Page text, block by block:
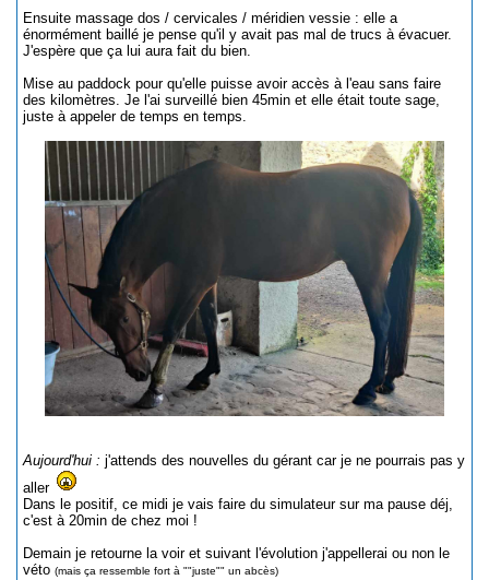
Ensuite massage dos / cervicales / méridien vessie : elle a
énormément baillé je pense qu'il y avait pas mal de trucs à évacuer.
J'espère que ça lui aura fait du bien.
Mise au paddock pour qu'elle puisse avoir accès à l'eau sans faire
des kilomètres. Je l'ai surveillé bien 45min et elle était toute sage,
juste à appeler de temps en temps.
Aujourd'hui : j'attends des nouvelles du gérant car je ne pourrais pas y
aller
Dans le positif, ce midi je vais faire du simulateur sur ma pause déj,
c'est à 20min de chez moi !
Demain je retourne la voir et suivant l'évolution j'appellerai ou non le
véto (mais ça ressemble fort à ""juste"" un abcès)